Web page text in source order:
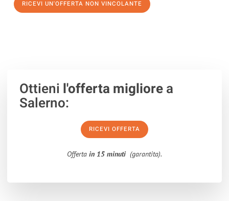
RICEVI UN'OFFERTA NON VINCOLANTE
Ottieni l'offerta migliorea
Salerno:
RICEVI OFFERTA
Offerta in 15 minuti (garantita).